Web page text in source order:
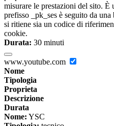
misurare le prestazioni del sito.
prefisso _pk_ses è seguito da
si ritiene sia un codice di
cookie.
Durata: 30 minuti
www.youtube.com
Nome
Tipologia
Proprieta
Descrizione
Durata
Nome: YSC